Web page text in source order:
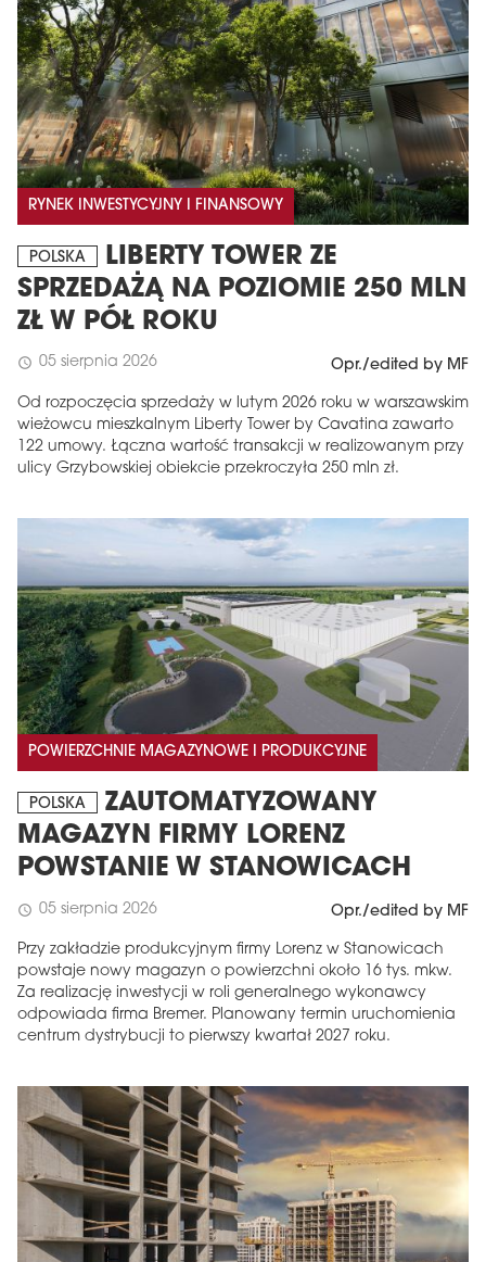
RYNEK INWESTYCYJNY I FINANSOWY
POLSKA
LIBERTY TOWER ZE
SPRZEDAŻĄ NA POZIOMIE 250 MLN
ZŁ W PÓŁ ROKU
schedule 05 sierpnia 2026 Opr./edited by MF
Od rozpoczęcia sprzedaży w lutym 2026 roku w warszawskim
wieżowcu mieszkalnym Liberty Tower by Cavatina zawarto
122 umowy. Łączna wartość transakcji w realizowanym przy
ulicy Grzybowskiej obiekcie przekroczyła 250 mln zł.
POWIERZCHNIE MAGAZYNOWE I PRODUKCYJNE
POLSKA
ZAUTOMATYZOWANY
MAGAZYN FIRMY LORENZ
POWSTANIE W STANOWICACH
schedule 05 sierpnia 2026 Opr./edited by MF
Przy zakładzie produkcyjnym firmy Lorenz w Stanowicach
powstaje nowy magazyn o powierzchni około 16 tys. mkw.
Za realizację inwestycji w roli generalnego wykonawcy
odpowiada firma Bremer. Planowany termin uruchomienia
centrum dystrybucji to pierwszy kwartał 2027 roku.